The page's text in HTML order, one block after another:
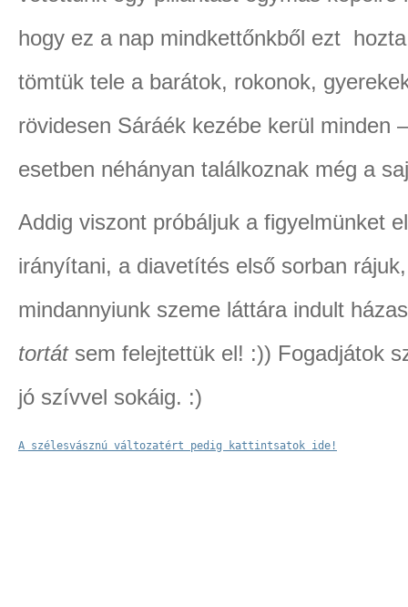
hogy ez a nap mindkettőnkből ezt
tömtük tele a barátok, rokonok,
rövidesen Sáráék kezébe kerül minden
esetben néhányan találkoznak még a
Addig viszont próbáljuk a figyelmünket
irányítani, a diavetítés első sorban
mindannyiunk szeme láttára indult
tortátsem felejtettük el! :)) Fogadjátok
jó szívvel sokáig. :)
A szélesvásznú változatért pedig kattintsatok ide!